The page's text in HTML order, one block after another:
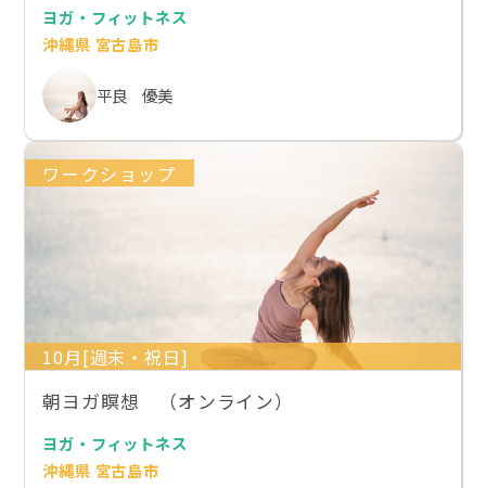
ヨガ・フィットネス
沖縄県 宮古島市
平良 優美
ワークショップ
10月[週末・祝日]
朝ヨガ瞑想 （オンライン）
ヨガ・フィットネス
沖縄県 宮古島市